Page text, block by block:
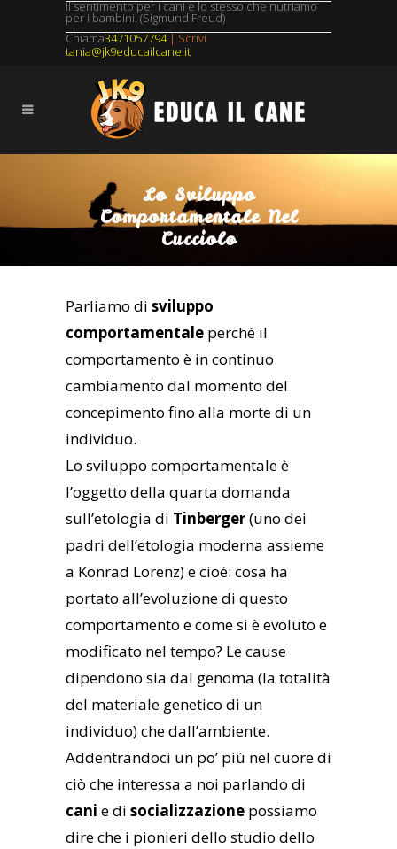
Il sentimento per i cani è lo stesso che nutriamo
per i bambini. (Sigmund Freud)
Chiama3471057794| Scrivi
tania@jk9educailcane.it
Lo Sviluppo
Comportamentale Nel
Cucciolo
Parliamo di sviluppo
comportamentale perchè il
comportamento è in continuo
cambiamento dal momento del
concepimento fino alla morte di un
individuo.
Lo sviluppo comportamentale è
l’oggetto della quarta domanda
sull’etologia di Tinberger(uno dei
padri dell’etologia moderna assieme
a Konrad Lorenz) e cioè: cosa ha
portato all’evoluzione di questo
comportamento e come si è evoluto e
modificato nel tempo? Le cause
dipendono sia dal genoma (la totalità
del materiale genetico di un
individuo) che dall’ambiente.
Addentrandoci un po’ più nel cuore di
ciò che interessa a noi parlando di
cani e di socializzazione possiamo
dire che i pionieri dello studio dello